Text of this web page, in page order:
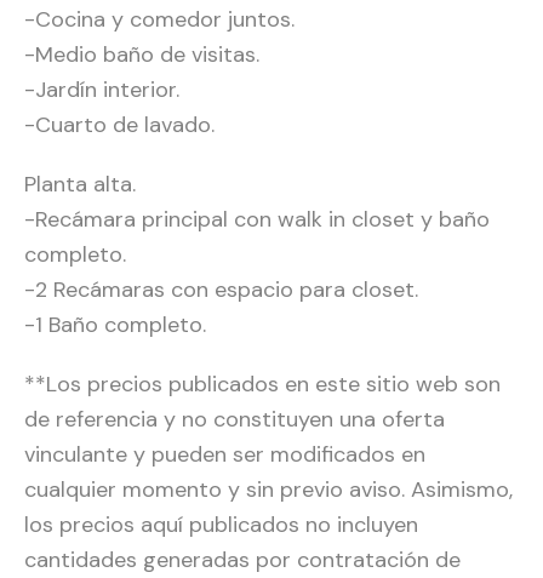
-Cocina y comedor juntos.
-Medio baño de visitas.
-Jardín interior.
-Cuarto de lavado.
Planta alta.
-Recámara principal con walk in closet y baño
completo.
-2 Recámaras con espacio para closet.
-1 Baño completo.
**Los precios publicados en este sitio web son
de referencia y no constituyen una oferta
vinculante y pueden ser modificados en
cualquier momento y sin previo aviso. Asimismo,
los precios aquí publicados no incluyen
cantidades generadas por contratación de